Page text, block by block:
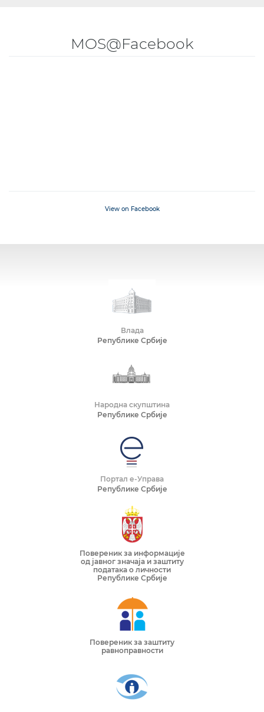
MOS@Facebook
View on Facebook
Влада
Републике Србије
Народна скупштина
Републике Србије
Портал е-Управа
Републике Србије
Повереник за информације
од јавног значаја и заштиту
података о личности
Републике Србије
Повереник за заштиту
равноправности